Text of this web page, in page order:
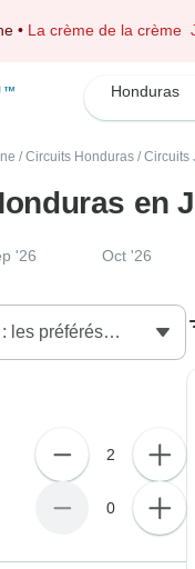
• La crème de la crème
Honduras
/ Circuits Honduras / Circuits
en
'26 Oct '26
2
0